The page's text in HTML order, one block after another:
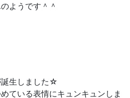
ようです＾＾
誕生しました☆
ている表情にキュンキュンしま